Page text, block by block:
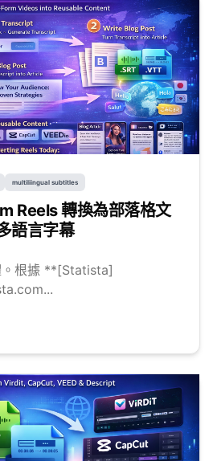
multiliingual subtitles
Reels 轉換為部落格文
語言字幕
。根據 **[Statista]